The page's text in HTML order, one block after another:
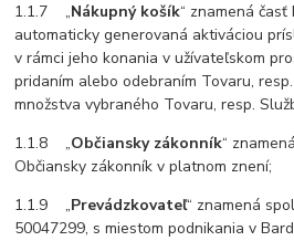
1.1.7 „Nákupný košík“ znamená
automaticky generovaná aktiváciou
v rámci jeho konania v užívateľskom
pridaním alebo odebraním Tovaru,
množstva vybraného Tovaru, resp.
1.1.8 „Občiansky zákonník“
Občiansky zákonník v platnom znení;
1.1.9 „Prevádzkovateľ“ znamená
50047299, s miestom podnikania v